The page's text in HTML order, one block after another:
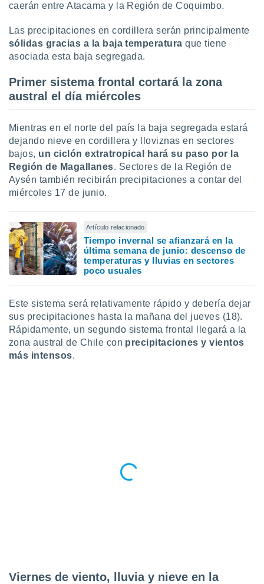
e
mediante
publicidad
de
1199
caerán entre Atacama y la Región de Coquimbo.
Las precipitaciones en cordillera serán principalmente
sólidas gracias a la baja temperaturaque tiene
asociada esta baja segregada.
Primer sistema frontal cortará la zona
austral el día miércoles
Mientras en el norte del país la baja segregada estará
dejando nieve en cordillera y lloviznas en sectores
bajos, un ciclón extratropical hará su paso por la
Región de Magallanes. Sectores de la Región de
Aysén también recibirán precipitaciones a contar del
miércoles 17 de junio.
Artículo relacionado
Tiempo invernal se afianzará en la
última semana de junio: descenso de
temperaturas y lluvias en sectores
poco usuales
Este sistema será relativamente rápido y debería dejar
sus precipitaciones hasta la mañana del jueves (18).
Rápidamente, un segundo sistema frontal llegará a la
zona austral de Chile con precipitaciones y vientos
más intensos.
Viernes de viento, lluvia y nieve en la